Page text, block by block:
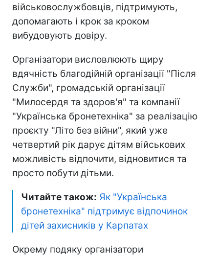
військовослужбовців, підтримують,
допомагають і крок за кроком
вибудовують довіру.
Організатори висловлюють щиру
вдячність благодійній організації "Після
Служби", громадській організації
"Милосердя та здоров'я" та компанії
"Українська бронетехніка" за реалізацію
проєкту "Літо без війни", який уже
четвертий рік дарує дітям військових
можливість відпочити, відновитися та
просто побути дітьми.
Читайте також: Як "Українська
бронетехніка" підтримує відпочинок
дітей захисників у Карпатах
Окрему подяку організатори